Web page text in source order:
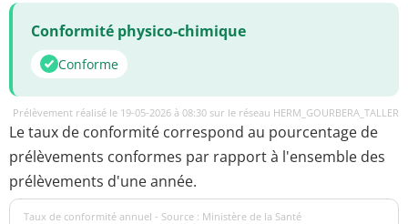
Conformité physico-chimique
Conforme
Prélèvement réalisé le 19-05-2026 à 08:30 sur le réseau HERM_GOURBERA_TALLER
Le taux de conformité correspond au pourcentage de
prélèvements conformes par rapport à l'ensemble des
prélèvements d'une année.
Taux de conformité annuel - Source : Ministère de la Santé